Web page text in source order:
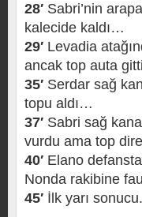
28′ Sabri’nin
kalecide kaldı…
29′ Levadia
ancak top auta
35′ Serdar sağ
topu aldı…
37′ Sabri sağ
vurdu ama top
40′ Elano
Nonda rakibine
45′ İlk yarı sonucu.